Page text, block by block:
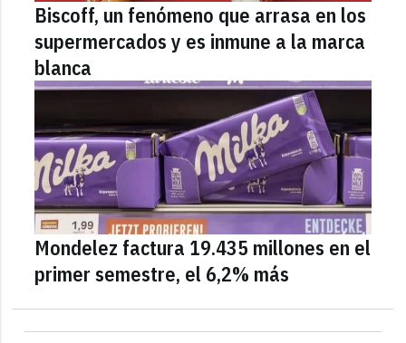
Biscoff, un fenómeno que arrasa en los
supermercados y es inmune a la marca
blanca
Mondelez factura 19.435 millones en el
primer semestre, el 6,2% más